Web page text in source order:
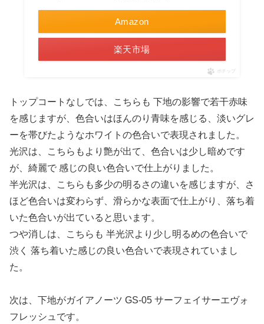
Amazon
楽天市場
ポチップ
トップコートなしでは、こちらも 下地の影響で若干赤味
を感じますが、色合いはほんのり青味を感じる、淡いグレ
ーを帯びたようなホワイトの色合いで表現されました。
光沢は、こちらもより艶が出て、色合いは少し暗めです
が、綺麗で 感じの良い色合いで仕上がりました。
半光沢は、こちらも多少の明るさの違いを感じますが、さ
ほど色合いは変わらず、滑らかな表面で仕上がり、落ち着
いた色合いが出ていると思います。
つや消しは、こちらも 半光沢より少し明るめの色合いで
渋く 落ち着いた感じの良い色合いで表現されていまし
た。
次は、下地がガイアノーツ GS-05 サーフェイサーエヴォ
フレッシュです。